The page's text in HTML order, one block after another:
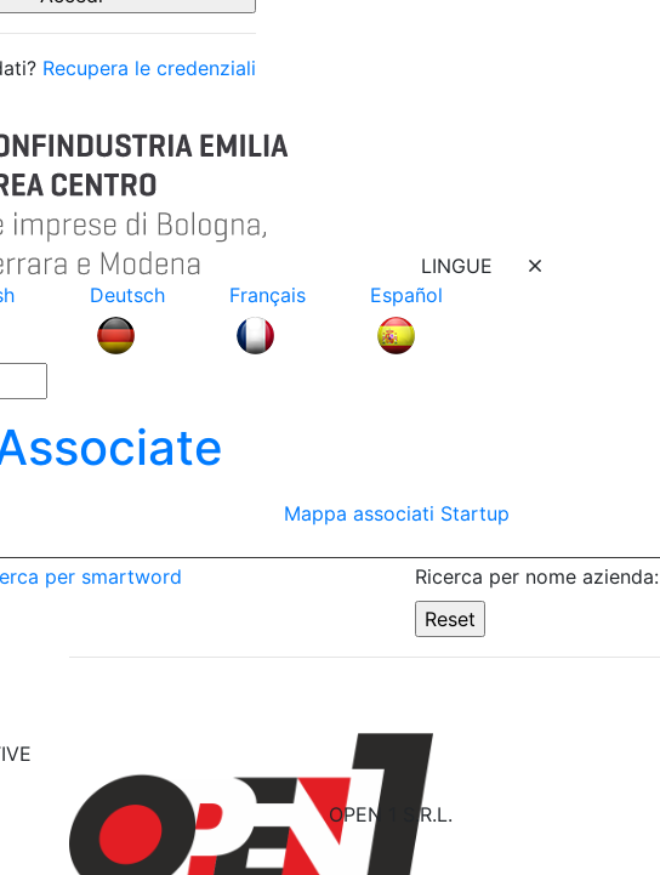
Recupera le credenziali
LINGUE
Deutsch Français Español
Mappa associati Startup
per smartword Ricerca per nome azienda:
OPEN 1 S.R.L.